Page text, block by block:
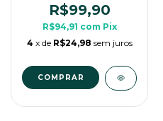
Enorme Para Rpg de
Mesa
R$99,90
R$94,91 com Pix
4 x de R$24,98 sem juros